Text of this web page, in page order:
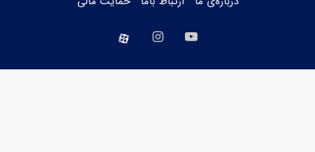
یوتیوب اینستاگرام